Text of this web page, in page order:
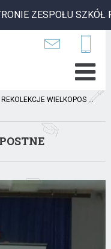
ZESPOŁU SZKÓŁ
REKOLEKCJE WIELKOPOS ...